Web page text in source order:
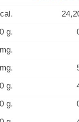
g.
0 g.
0 g.